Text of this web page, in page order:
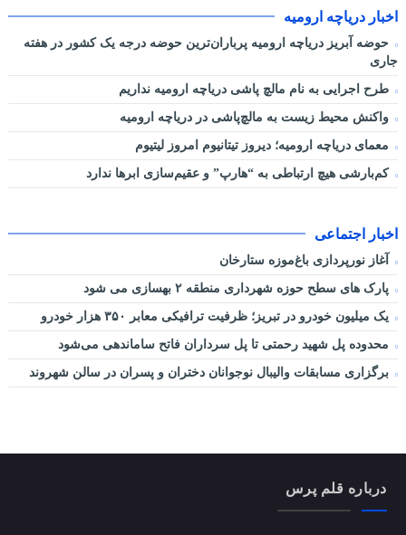
اخبار دریاچه ارومیه
حوضه آبریز دریاچه ارومیه پرباران‌ترین حوضه‌ درجه یک کشور در هفته
جاری
طرح اجرایی به نام مالچ پاشی دریاچه ارومیه نداریم
واکنش محیط زیست به مالچ‌پاشی در دریاچه ارومیه
معمای دریاچه ارومیه؛ دیروز تیتانیوم امروز لیتیوم
کم‌بارشی هیچ ارتباطی به “هارپ” و عقیم‌سازی ابرها ندارد
اخبار اجتماعی
آغاز نورپردازی باغ‌موزه ستارخان
پارک های سطح حوزه شهرداری منطقه ۲ بهسازی می شود
یک میلیون خودرو در تبریز؛ ظرفیت ترافیکی معابر ۳۵۰ هزار خودرو
محدوده پل شهید رحمتی تا پل سرداران فاتح ساماندهی می‌شود
برگزاری مسابقات والیبال نوجوانان دختران و پسران در سالن شهروند
درباره قلم پرس